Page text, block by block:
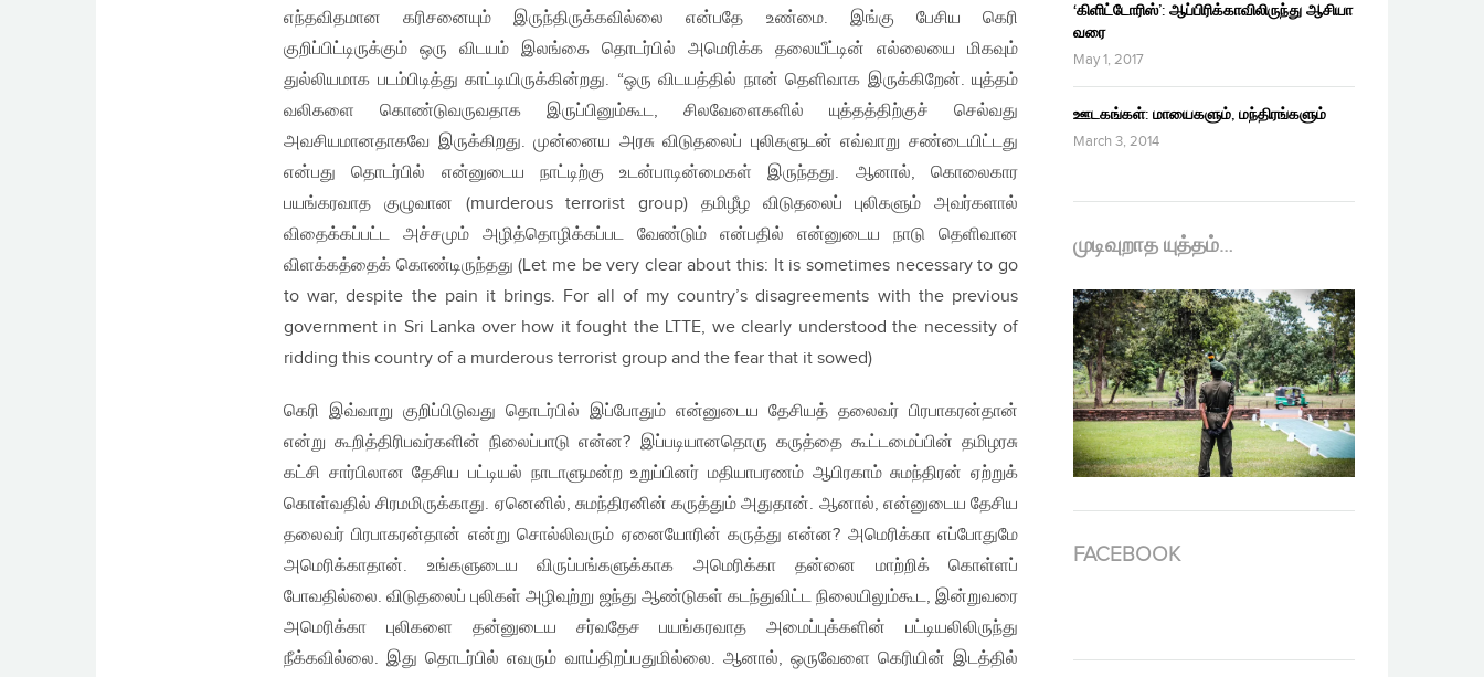
எந்தவிதமான கரிசனையும் இருந்திருக்கவில்லை என்பதே உண்மை. இங்கு பேசிய கெரி
குறிப்பிட்டிருக்கும் ஒரு விடயம் இலங்கை தொடர்பில் அமெரிக்க தலையீட்டின் எல்லையை மிகவும்
துல்லியமாக படம்பிடித்து காட்டியிருக்கின்றது. “ஒரு விடயத்தில் நான் தெளிவாக இருக்கிறேன். யுத்தம்
வலிகளை கொண்டுவருவதாக இருப்பினும்கூட, சிலவேளைகளில் யுத்தத்திற்குச் செல்வது
அவசியமானதாகவே இருக்கிறது. முன்னைய அரசு விடுதலைப் புலிகளுடன் எவ்வாறு சண்டையிட்டது
என்பது தொடர்பில் என்னுடைய நாட்டிற்கு உடன்பாடின்மைகள் இருந்தது. ஆனால், கொலைகார
பயங்கரவாத குழுவான (murderous terrorist group) தமிழீழ விடுதலைப் புலிகளும் அவர்களால்
விதைக்கப்பட்ட அச்சமும் அழித்தொழிக்கப்பட வேண்டும் என்பதில் என்னுடைய நாடு தெளிவான
விளக்கத்தைக் கொண்டிருந்தது (Let me be very clear about this: It is sometimes necessary to go
to war, despite the pain it brings. For all of my country’s disagreements with the previous
government in Sri Lanka over how it fought the LTTE, we clearly understood the necessity of
ridding this country of a murderous terrorist group and the fear that it sowed)
கெரி இவ்வாறு குறிப்பிடுவது தொடர்பில் இப்போதும் என்னுடைய தேசியத் தலைவர் பிரபாகரன்தான்
என்று கூறித்திரிபவர்களின் நிலைப்பாடு என்ன? இப்படியானதொரு கருத்தை கூட்டமைப்பின் தமிழரசு
கட்சி சார்பிலான தேசிய பட்டியல் நாடாளுமன்ற உறுப்பினர் மதியாபரணம் ஆபிரகாம் சுமந்திரன் ஏற்றுக்
கொள்வதில் சிரமமிருக்காது. ஏனெனில், சுமந்திரனின் கருத்தும் அதுதான். ஆனால், என்னுடைய தேசிய
தலைவர் பிரபாகரன்தான் என்று சொல்லிவரும் ஏனையோரின் கருத்து என்ன? அமெரிக்கா எப்போதுமே
அமெரிக்காதான். உங்களுடைய விருப்பங்களுக்காக அமெரிக்கா தன்னை மாற்றிக் கொள்ளப்
போவதில்லை. விடுதலைப் புலிகள் அழிவுற்று ஜந்து ஆண்டுகள் கடந்துவிட்ட நிலையிலும்கூட, இன்றுவரை
அமெரிக்கா புலிகளை தன்னுடைய சர்வதேச பயங்கரவாத அமைப்புக்களின் பட்டியலிலிருந்து
நீக்கவில்லை. இது தொடர்பில் எவரும் வாய்திறப்பதுமில்லை. ஆனால், ஒருவேளை கெரியின் இடத்தில்
‘கிளிட்டோரிஸ்’: ஆப்பிரிக்காவிலிருந்து ஆசியா
வரை
May 1, 2017
ஊடகங்கள்: மாயைகளும், மந்திரங்களும்
March 3, 2014
முடிவுறாத யுத்தம்…
FACEBOOK